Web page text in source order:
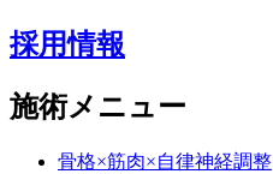
採用情報
施術メニュー
骨格×筋肉×自律神経調整